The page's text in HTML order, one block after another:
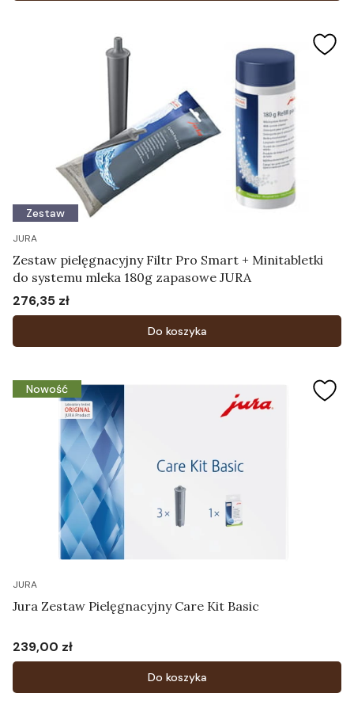
Zestaw
JURA
Zestaw pielęgnacyjny Filtr Pro Smart + Minitabletki
do systemu mleka 180g zapasowe JURA
Cena
276,35 zł
Do koszyka
Nowość
JURA
Jura Zestaw Pielęgnacyjny Care Kit Basic
Cena
239,00 zł
Do koszyka